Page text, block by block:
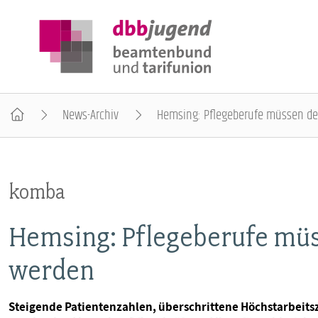
POSITIONEN
AUSBILDUNGSINFORMATIONEN
INTERNATIONALES
News-Archiv Hemsing: Pflegeberufe müssen
komba
Hemsing: Pflegeberufe
werden
Steigende Patientenzahlen, überschrittene